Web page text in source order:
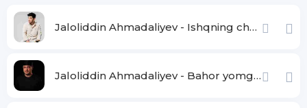
Jaloliddin Ahmadaliyev - Ishqning chayqov bozorida
Jaloliddin Ahmadaliyev - Bahor yomg'irlari